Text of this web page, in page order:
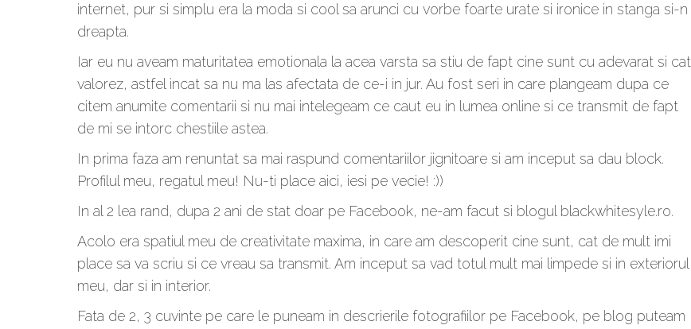
internet, pur si simplu era la moda si cool sa arunci cu vorbe foarte urate si ironice in stanga si-n
dreapta.
Iar eu nu aveam maturitatea emotionala la acea varsta sa stiu de fapt cine sunt cu adevarat si cat
valorez, astfel incat sa nu ma las afectata de ce-i in jur. Au fost seri in care plangeam dupa ce
citem anumite comentarii si nu mai intelegeam ce caut eu in lumea online si ce transmit de fapt
de mi se intorc chestiile astea.
In prima faza am renuntat sa mai raspund comentariilor jignitoare si am inceput sa dau block.
Profilul meu, regatul meu! Nu-ti place aici, iesi pe vecie! :))
In al 2 lea rand, dupa 2 ani de stat doar pe Facebook, ne-am facut si blogul blackwhitesyle.ro.
Acolo era spatiul meu de creativitate maxima, in care am descoperit cine sunt, cat de mult imi
place sa va scriu si ce vreau sa transmit. Am inceput sa vad totul mult mai limpede si in exteriorul
meu, dar si in interior.
Fata de 2, 3 cuvinte pe care le puneam in descrierile fotografiilor pe Facebook, pe blog puteam